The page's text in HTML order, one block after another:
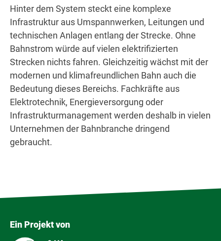
Hinter dem System steckt eine komplexe
Infrastruktur aus Umspannwerken, Leitungen und
technischen Anlagen entlang der Strecke. Ohne
Bahnstrom würde auf vielen elektrifizierten
Strecken nichts fahren. Gleichzeitig wächst mit der
modernen und klimafreundlichen Bahn auch die
Bedeutung dieses Bereichs. Fachkräfte aus
Elektrotechnik, Energieversorgung oder
Infrastrukturmanagement werden deshalb in vielen
Unternehmen der Bahnbranche dringend
gebraucht.
Ein Projekt von